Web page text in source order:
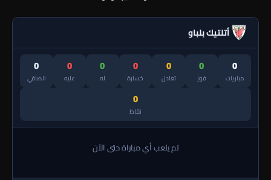
أتلتيك بلباو
0
مباريات
0
فوز
0
تعادل
0
خسارة
0
له
0
عليه
0
الصافي
0
نقاط
لم يلعب أي مباراة حتى الآن